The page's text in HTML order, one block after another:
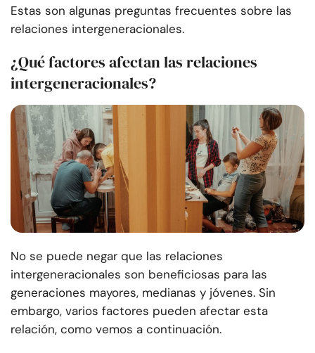
Estas son algunas preguntas frecuentes sobre las
relaciones intergeneracionales.
¿Qué factores afectan las relaciones
intergeneracionales?
No se puede negar que las relaciones
intergeneracionales son beneficiosas para las
generaciones mayores, medianas y jóvenes. Sin
embargo, varios factores pueden afectar esta
relación, como vemos a continuación.